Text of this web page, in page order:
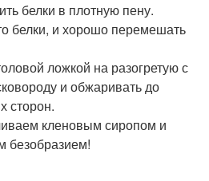
белки в плотную пену.
белки, и хорошо перемешать
ложкой на разогретую с
и обжаривать до
сторон.
кленовым сиропом и
безобразием!